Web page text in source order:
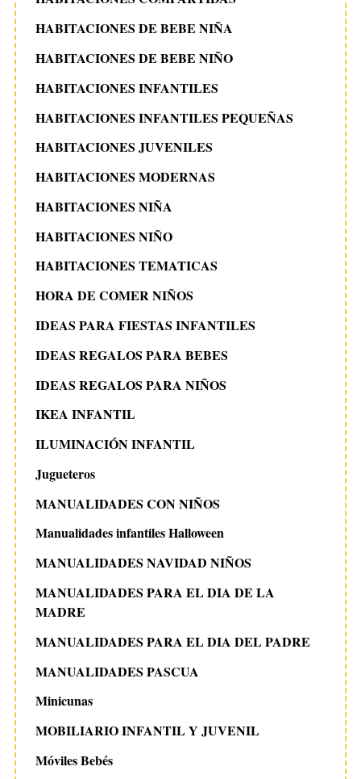
HABITACIONES DE BEBE NIÑA
HABITACIONES DE BEBE NIÑO
HABITACIONES INFANTILES
HABITACIONES INFANTILES PEQUEÑAS
HABITACIONES JUVENILES
HABITACIONES MODERNAS
HABITACIONES NIÑA
HABITACIONES NIÑO
HABITACIONES TEMATICAS
HORA DE COMER NIÑOS
IDEAS PARA FIESTAS INFANTILES
IDEAS REGALOS PARA BEBES
IDEAS REGALOS PARA NIÑOS
IKEA INFANTIL
ILUMINACIÓN INFANTIL
Jugueteros
MANUALIDADES CON NIÑOS
Manualidades infantiles Halloween
MANUALIDADES NAVIDAD NIÑOS
MANUALIDADES PARA EL DIA DE LA
MADRE
MANUALIDADES PARA EL DIA DEL PADRE
MANUALIDADES PASCUA
Minicunas
MOBILIARIO INFANTIL Y JUVENIL
Móviles Bebés